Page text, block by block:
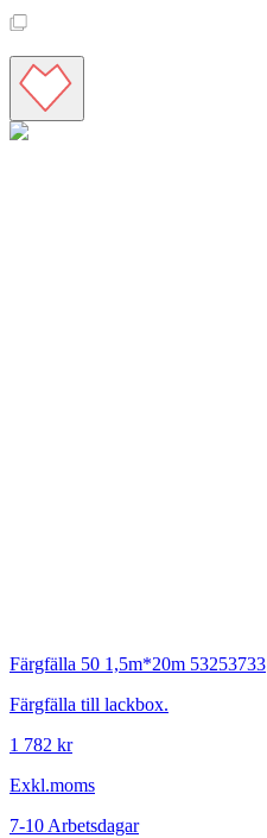
Färgfälla 50 1,5m*20m 53253733
Färgfälla till lackbox.
1 782 kr
Exkl.moms
7-10 Arbetsdagar